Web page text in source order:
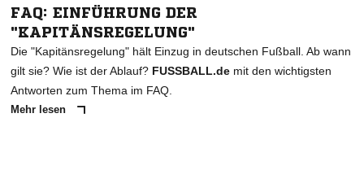
FAQ: EINFÜHRUNG DER
"KAPITÄNSREGELUNG"
Die "Kapitänsregelung" hält Einzug in deutschen Fußball. Ab wann
gilt sie? Wie ist der Ablauf? FUSSBALL.de mit den wichtigsten
Antworten zum Thema im FAQ.
Mehr lesen